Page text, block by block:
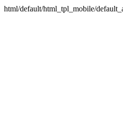
html/default/html_tpl_mobile/